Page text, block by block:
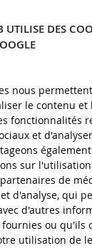
Retours
spéciales et limitées
des produits
UTILISE DES
nous
le contenu et
fonctionnalités
et
sur
de
d'analyse, qui
d'autres
fournies ou qu'ils
utilisation de